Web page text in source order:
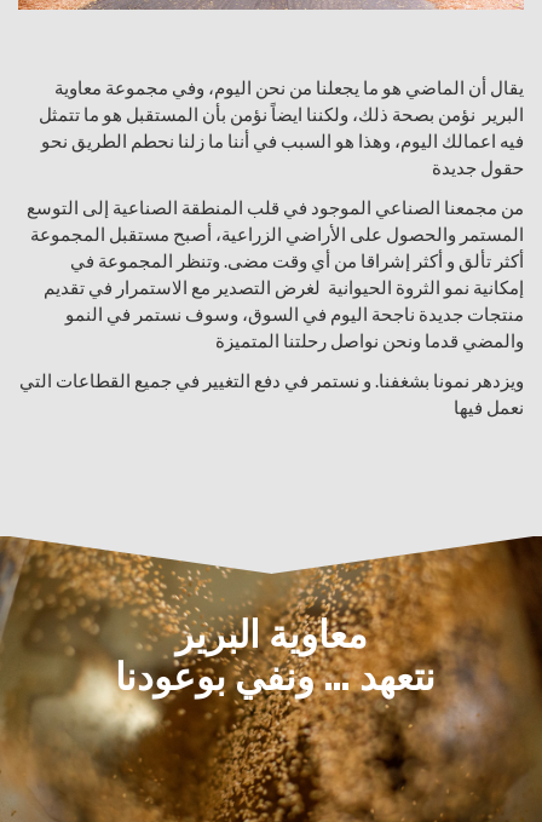
يقال أن الماضي هو ما يجعلنا من نحن اليوم، وفي مجموعة معاوية
البرير نؤمن بصحة ذلك، ولكننا ايضاً نؤمن بأن المستقبل هو ما تتمثل
فيه اعمالك اليوم، وهذا هو السبب في أننا ما زلنا نحطم الطريق نحو
حقول جديدة
من مجمعنا الصناعي الموجود في قلب المنطقة الصناعية إلى التوسع
المستمر والحصول على الأراضي الزراعية، أصبح مستقبل المجموعة
أكثر تألق و أكثر إشراقا من أي وقت مضى. وتنظر المجموعة في
إمكانية نمو الثروة الحيوانية لغرض التصدير مع الاستمرار في تقديم
منتجات جديدة ناجحة اليوم في السوق، وسوف نستمر في النمو
والمضي قدما ونحن نواصل رحلتنا المتميزة
ويزدهر نمونا بشغفنا. و نستمر في دفع التغيير في جميع القطاعات التي
نعمل فيها
معاوية البرير
نتعهد … ونفي بوعودنا